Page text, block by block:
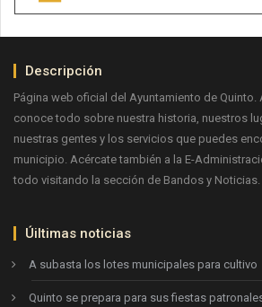
Descripción
Página web oficial del Ayuntamiento de Quinto.
conoce todo sobre nuestra historia, nuestros
nuestras gentes y los servicios que puedes
municipio. Acércate también a la E-
todo visitando la sección de Bandos y Noticias.
Úiltimas noticias
A subasta los lotes municipales para cultivo
Quinto se prepara para sus fiestas